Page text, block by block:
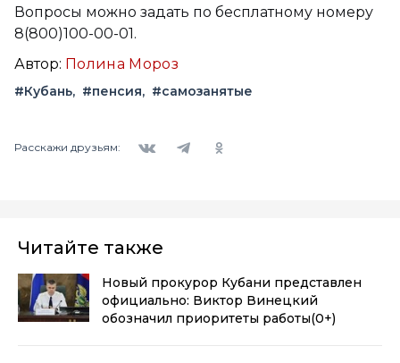
Вопросы можно задать по бесплатному номеру
8(800)100-00-01.
Автор: Полина Мороз
#Кубань #пенсия #самозанятые
Расскажи друзьям:
Читайте также
Новый прокурор Кубани представлен
официально: Виктор Винецкий
обозначил приоритеты работы(0+)